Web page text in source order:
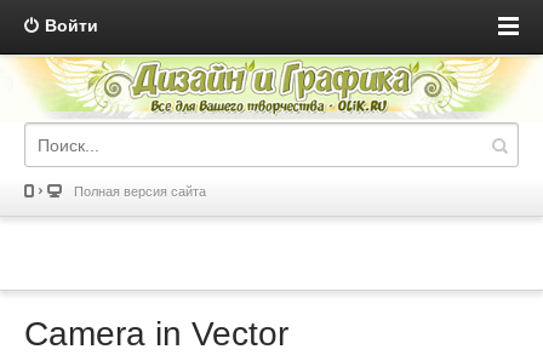
Войти
Полная версия сайта
Camera in Vector